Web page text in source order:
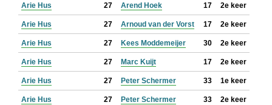
Arie Hus 27 Arend Hoek 17 2e keer
Arie Hus 27 Arnoud van der Vorst 17 2e keer
Arie Hus 27 Kees Moddemeijer 30 2e keer
Arie Hus 27 Marc Kuijt 17 2e keer
Arie Hus 27 Peter Schermer 33 1e keer
Arie Hus 27 Peter Schermer 33 2e keer